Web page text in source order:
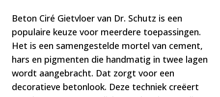
Beton Ciré Gietvloer van Dr. Schutz is een
populaire keuze voor meerdere toepassingen.
Het is een samengestelde mortel van cement,
hars en pigmenten die handmatig in twee lagen
wordt aangebracht. Dat zorgt voor een
decoratieve betonlook. Deze techniek creëert